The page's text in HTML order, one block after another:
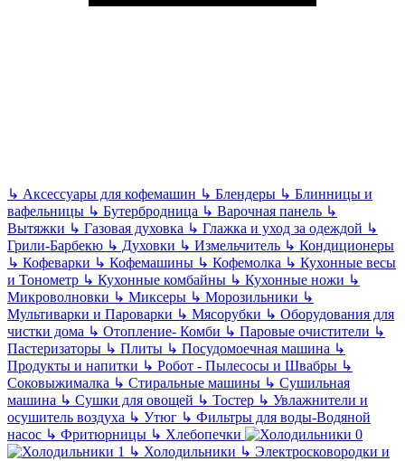
↳ Аксессуары для кофемашин ↳ Блендеры ↳ Блинницы и
вафельницы ↳ Бутербродница ↳ Варочная панель ↳
Вытяжки ↳ Газовая духовка ↳ Глажка и уход за одеждой ↳
Грили-Барбекю ↳ Духовки ↳ Измельчитель ↳ Кондиционеры
↳ Кофеварки ↳ Кофемашины ↳ Кофемолка ↳ Кухонные весы
и Тонометр ↳ Кухонные комбайны ↳ Кухонные ножи ↳
Микроволновки ↳ Миксеры ↳ Морозильники ↳
Мультиварки и Пароварки ↳ Мясорубки ↳ Оборудования для
чистки дома ↳ Отопление- Комби ↳ Паровые очистители ↳
Пастеризаторы ↳ Плиты ↳ Посудомоечная машина ↳
Продукты и напитки ↳ Робот - Пылесосы и Швабры ↳
Соковыжималка ↳ Стиральные машины ↳ Сушильная
машина ↳ Сушки для овощей ↳ Тостер ↳ Увлажнители и
осушитель воздуха ↳ Утюг ↳ Фильтры для воды-Водяной
насос ↳ Фритюрницы ↳ Хлебопечки
↳ Холодильники ↳ Электросковородки и